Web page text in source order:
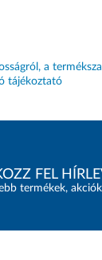
a
tájékoztató
FEL
termékek,